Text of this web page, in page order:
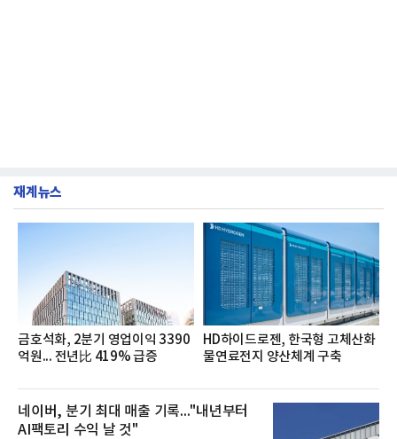
재계뉴스
금호석화, 2분기 영업이익 3390
억원... 전년比 419% 급증
HD하이드로젠, 한국형 고체산화
물연료전지 양산체계 구축
네이버, 분기 최대 매출 기록..."내년부터
AI팩토리 수익 날 것"